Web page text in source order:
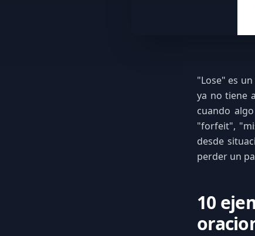
"Lose" es
ya no tiene
cuando
"forfeit",
desde
perder un
10